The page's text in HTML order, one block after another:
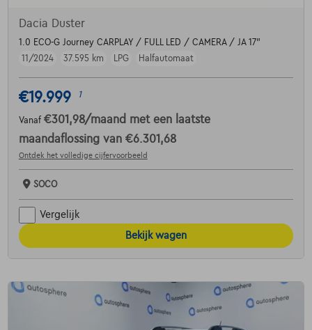
Dacia Duster
1.0 ECO-G Journey CARPLAY / FULL LED / CAMERA / JA 17"
11/2024
37.595 km LPG Halfautomaat
€19.999 1
Vanaf €301,98/maand met een laatste
maandaflossing van €6.301,68
Ontdek het volledige cijfervoorbeeld
SOCO
Vergelijk
Bekijk wagen